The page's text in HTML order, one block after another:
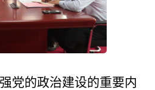
党的政治建设的重要内